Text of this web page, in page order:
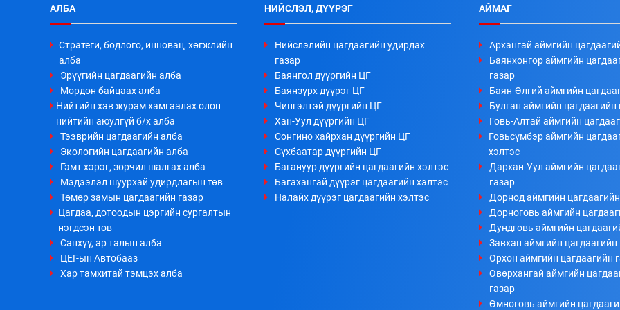
АЛБА
Стратеги, бодлого, инновац, хөгжлийн
алба
Эрүүгийн цагдаагийн алба
Мөрдөн байцаах алба
Нийтийн хэв журам хамгаалах олон
нийтийн аюулгүй б/х алба
Тээврийн цагдаагийн алба
Экологийн цагдаагийн алба
Гэмт хэрэг, зөрчил шалгах алба
Мэдээлэл шуурхай удирдлагын төв
Төмөр замын цагдаагийн газар
Цагдаа, дотоодын цэргийн сургалтын
нэгдсэн төв
Санхүү, ар талын алба
ЦЕГ-ын Автобааз
Хар тамхитай тэмцэх алба
НИЙСЛЭЛ, ДҮҮРЭГ
Нийслэлийн цагдаагийн удирдах
газар
Баянгол дүүргийн ЦГ
Баянзүрх дүүрэг ЦГ
Чингэлтэй дүүргийн ЦГ
Хан-Уул дүүргийн ЦГ
Сонгино хайрхан дүүргийн ЦГ
Сүхбаатар дүүргийн ЦГ
Багануур дүүргийн цагдаагийн хэлтэс
Багахангай дүүрэг цагдаагийн хэлтэс
Налайх дүүрэг цагдаагийн хэлтэс
АЙМАГ
Архангай аймгийн
Баянхонгор аймгийн
газар
Баян-Өлгий аймгийн
Булган аймгийн цагдаагийн
Говь-Алтай аймгийн
Говьсүмбэр аймгийн
хэлтэс
Дархан-Уул аймгийн
газар
Дорнод аймгийн
Дорноговь аймгийн
Дундговь аймгийн
Завхан аймгийн цагдаагийн
Орхон аймгийн цагдаагийн
Өвөрхангай аймгийн
газар
Өмнөговь аймгийн